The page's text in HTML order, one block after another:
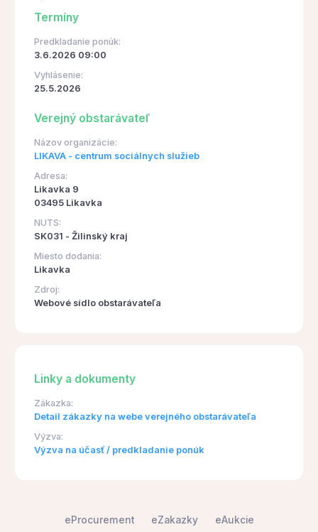
Termíny
Predkladanie ponúk:
3.6.2026 09:00
Vyhlásenie:
25.5.2026
Verejný obstarávateľ
Názov organizácie:
LIKAVA - centrum sociálnych služieb
Adresa:
Likavka 9
03495 Likavka
NUTS:
SK031 - Žilinský kraj
Miesto dodania:
Likavka
Zdroj:
Webové sídlo obstarávateľa
Linky a dokumenty
Zákazka:
Detail zákazky na webe verejného obstarávateľa
Výzva:
Výzva na účasť / predkladanie ponúk
eProcurement eZakazky eAukcie